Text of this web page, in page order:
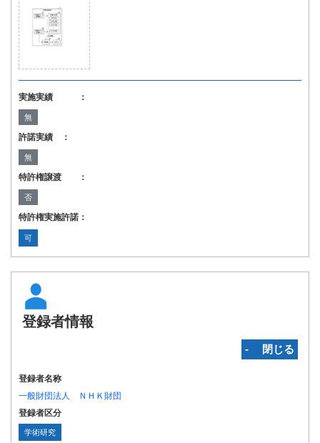
実施実績 ：
無
許諾実績 ：
無
特許権譲渡 ：
否
特許権実施許諾：
可
登録者情報
‐ 閉じる
登録者名称
一般財団法人 ＮＨＫ財団
登録者区分
学術研究